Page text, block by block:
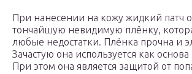
При нанесении на кожу жидкий патч
тончайшую невидимую плёнку,
любые недостатки. Плёнка прочна и
Зачастую она используется как
При этом она является защитой от